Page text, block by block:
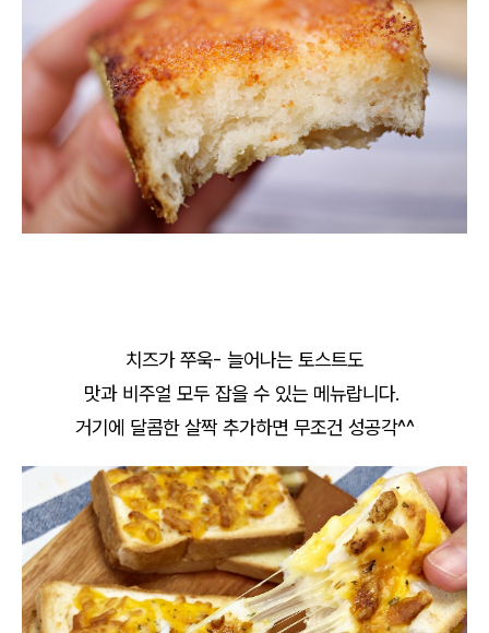
치즈가 쭈욱- 늘어나는 토스트도
맛과 비주얼 모두 잡을 수 있는 메뉴랍니다.
거기에 달콤한 살짝 추가하면 무조건 성공각^^